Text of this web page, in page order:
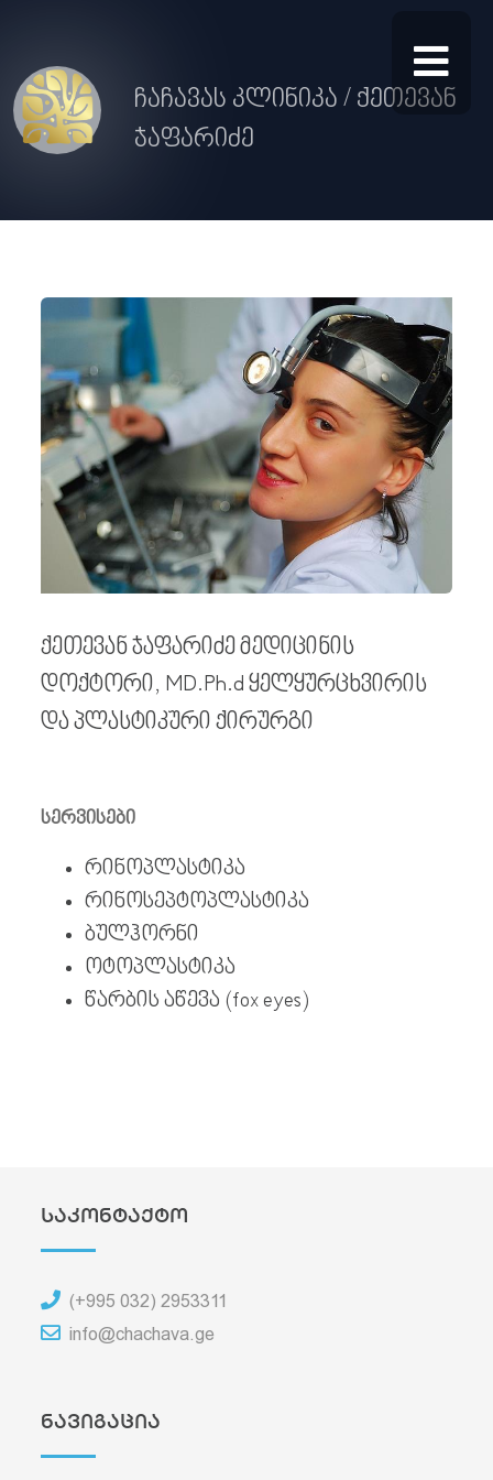
ჩაჩავას კლინიკა / ქეთევან
ჯაფარიძე
ქეთევან ჯაფარიძე მედიცინის
დოქტორი, MD.Ph.d ყელყურცხვირის
და პლასტიკური ქირურგი
სერვისები
რინოპლასტიკა
რინოსეპტოპლასტიკა
ბულჰორნი
ოტოპლასტიკა
წარბის აწევა (fox eyes)
საკონტაქტო
(+995 032) 2953311
info@chachava.ge
ნავიგაცია